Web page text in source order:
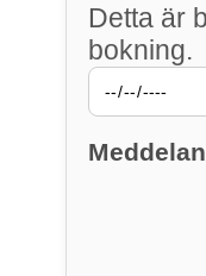
Detta är
bokning.